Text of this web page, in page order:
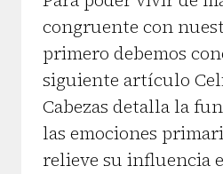
congruente con
primero debemos
siguiente artículo
Cabezas detalla la
las emociones
relieve su influencia